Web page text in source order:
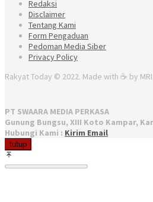
Redaksi
Disclaimer
Tentang Kami
Form Pengaduan
Pedoman Media Siber
Privacy Policy
Rakyat Today © 2022. Made with ☕ by
PT SWAARA MEDIA PERKASA
Gunung Bungsu, XIII Koto Kampar,
Hubungi Kami : Kirim Email
tutup